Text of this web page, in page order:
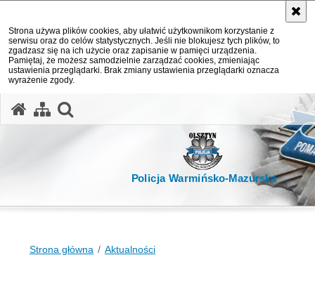
Strona używa plików cookies, aby ułatwić użytkownikom korzystanie z
serwisu oraz do celów statystycznych. Jeśli nie blokujesz tych plików, to
zgadzasz się na ich użycie oraz zapisanie w pamięci urządzenia.
Pamiętaj, że możesz samodzielnie zarządzać cookies, zmieniając
ustawienia przeglądarki. Brak zmiany ustawienia przeglądarki oznacza
wyrażenie zgody.
Policja Warmińsko-Mazurska
Strona główna Aktualności